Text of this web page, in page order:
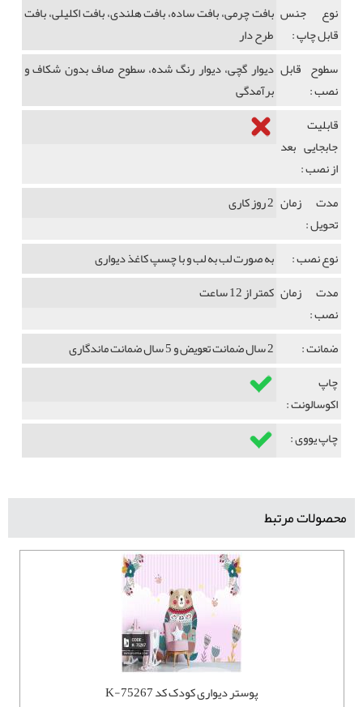
نوع جنس
قابل چاپ :
بافت چرمی، بافت ساده، بافت هلندی، بافت اکلیلی، بافت
طرح دار
سطوح قابل
نصب :
دیوار گچی، دیوار رنگ شده، سطوح صاف بدون شکاف و
برآمدگی
قابلیت
جابجایی بعد
از نصب :
مدت زمان
تحویل :
2 روز کاری
نوع نصب :
به صورت لب به لب و با چسپ کاغذ دیواری
مدت زمان
نصب :
کمتر از 12 ساعت
ضمانت :
2 سال ضمانت تعویض و 5 سال ضمانت ماندگاری
چاپ
اکوسالونت :
چاپ یووی :
محصولات مرتبط
پوستر دیواری کودک کد K-75267